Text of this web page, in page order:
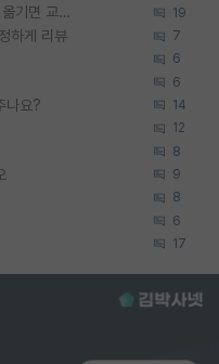
SSH 박사과정을 그만두고 지방대 박사로 옮기면 교수의 꿈은 끝일까요? 19
하게 리뷰 7
6
6
나요? 14
12
8
9
8
6
17